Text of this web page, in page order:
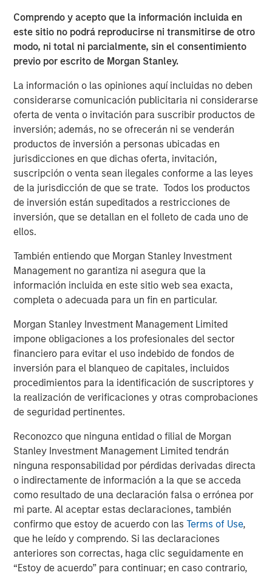
Comprendo y acepto que la información incluida en
este sitio no podrá reproducirse ni transmitirse de otro
modo, ni total ni parcialmente, sin el consentimiento
previo por escrito de Morgan Stanley.
La información o las opiniones aquí incluidas no deben
considerarse comunicación publicitaria ni considerarse
oferta de venta o invitación para suscribir productos de
inversión; además, no se ofrecerán ni se venderán
productos de inversión a personas ubicadas en
jurisdicciones en que dichas oferta, invitación,
suscripción o venta sean ilegales conforme a las leyes
de la jurisdicción de que se trate. Todos los productos
de inversión están supeditados a restricciones de
inversión, que se detallan en el folleto de cada uno de
ellos.
También entiendo que Morgan Stanley Investment
Management no garantiza ni asegura que la
información incluida en este sitio web sea exacta,
completa o adecuada para un fin en particular.
Morgan Stanley Investment Management Limited
impone obligaciones a los profesionales del sector
financiero para evitar el uso indebido de fondos de
inversión para el blanqueo de capitales, incluidos
procedimientos para la identificación de suscriptores y
la realización de verificaciones y otras comprobaciones
de seguridad pertinentes.
Reconozco que ninguna entidad o filial de Morgan
Stanley Investment Management Limited tendrán
ninguna responsabilidad por pérdidas derivadas directa
o indirectamente de información a la que se acceda
como resultado de una declaración falsa o errónea por
mi parte. Al aceptar estas declaraciones, también
confirmo que estoy de acuerdo con lasTerms of Use,
que he leído y comprendo. Si las declaraciones
anteriores son correctas, haga clic seguidamente en
“Estoy de acuerdo” para continuar; en caso contrario,
of selling, general, and administrative expenses into
investment and maintenance components.
Counterpoint Global
Counterpoint Global’s culture fosters collaboration,
creativity, continued development and differentiated
thinking.
ARTÍCULOS RELACIONADOS
CONSILIENT OBSERVER
Behavior in Prediction, Betting, and Stock
Markets
CONSILIENT OBSERVER
Opportunities and Expectations: The Present
Value of Growth Opportunities in Valuation
CONSILIENT OBSERVER
Bayes and Base Rates 2.0: How History Can
Guide Our Assessment of the Future
The Authors
Michael Mauboussin
Managing Director